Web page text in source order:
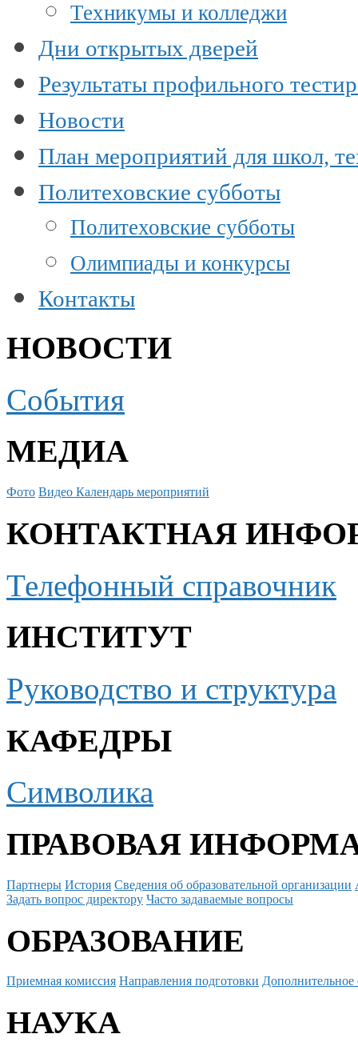
Техникумы и колледжи
Дни открытых дверей
Результаты профильного
Новости
План мероприятий для школ,
Политеховские субботы
Политеховские субботы
Олимпиады и конкурсы
Контакты
НОВОСТИ
События
МЕДИА
Фото Видео Календарь мероприятий
КОНТАКТНАЯ
Телефонный справочник
ИНСТИТУТ
Руководство и структура
КАФЕДРЫ
Символика
ПРАВОВАЯ
Партнеры История Сведения об образовательной организации
Задать вопрос директору Часто задаваемые вопросы
ОБРАЗОВАНИЕ
Приемная комиссия Направления подготовки Дополнительное
НАУКА